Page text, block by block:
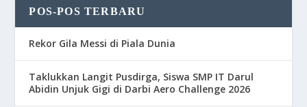
POS-POS TERBARU
Rekor Gila Messi di Piala Dunia
Taklukkan Langit Pusdirga, Siswa SMP IT Darul
Abidin Unjuk Gigi di Darbi Aero Challenge 2026